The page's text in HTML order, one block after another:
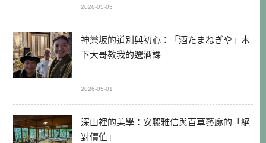
2026-05-03
神樂坂的道別與初心：「酒たまねぎや」木
下大哥教我的選酒課
2026-05-01
深山裡的美學：安藤雅信與百草藝廊的「絕
對價值」